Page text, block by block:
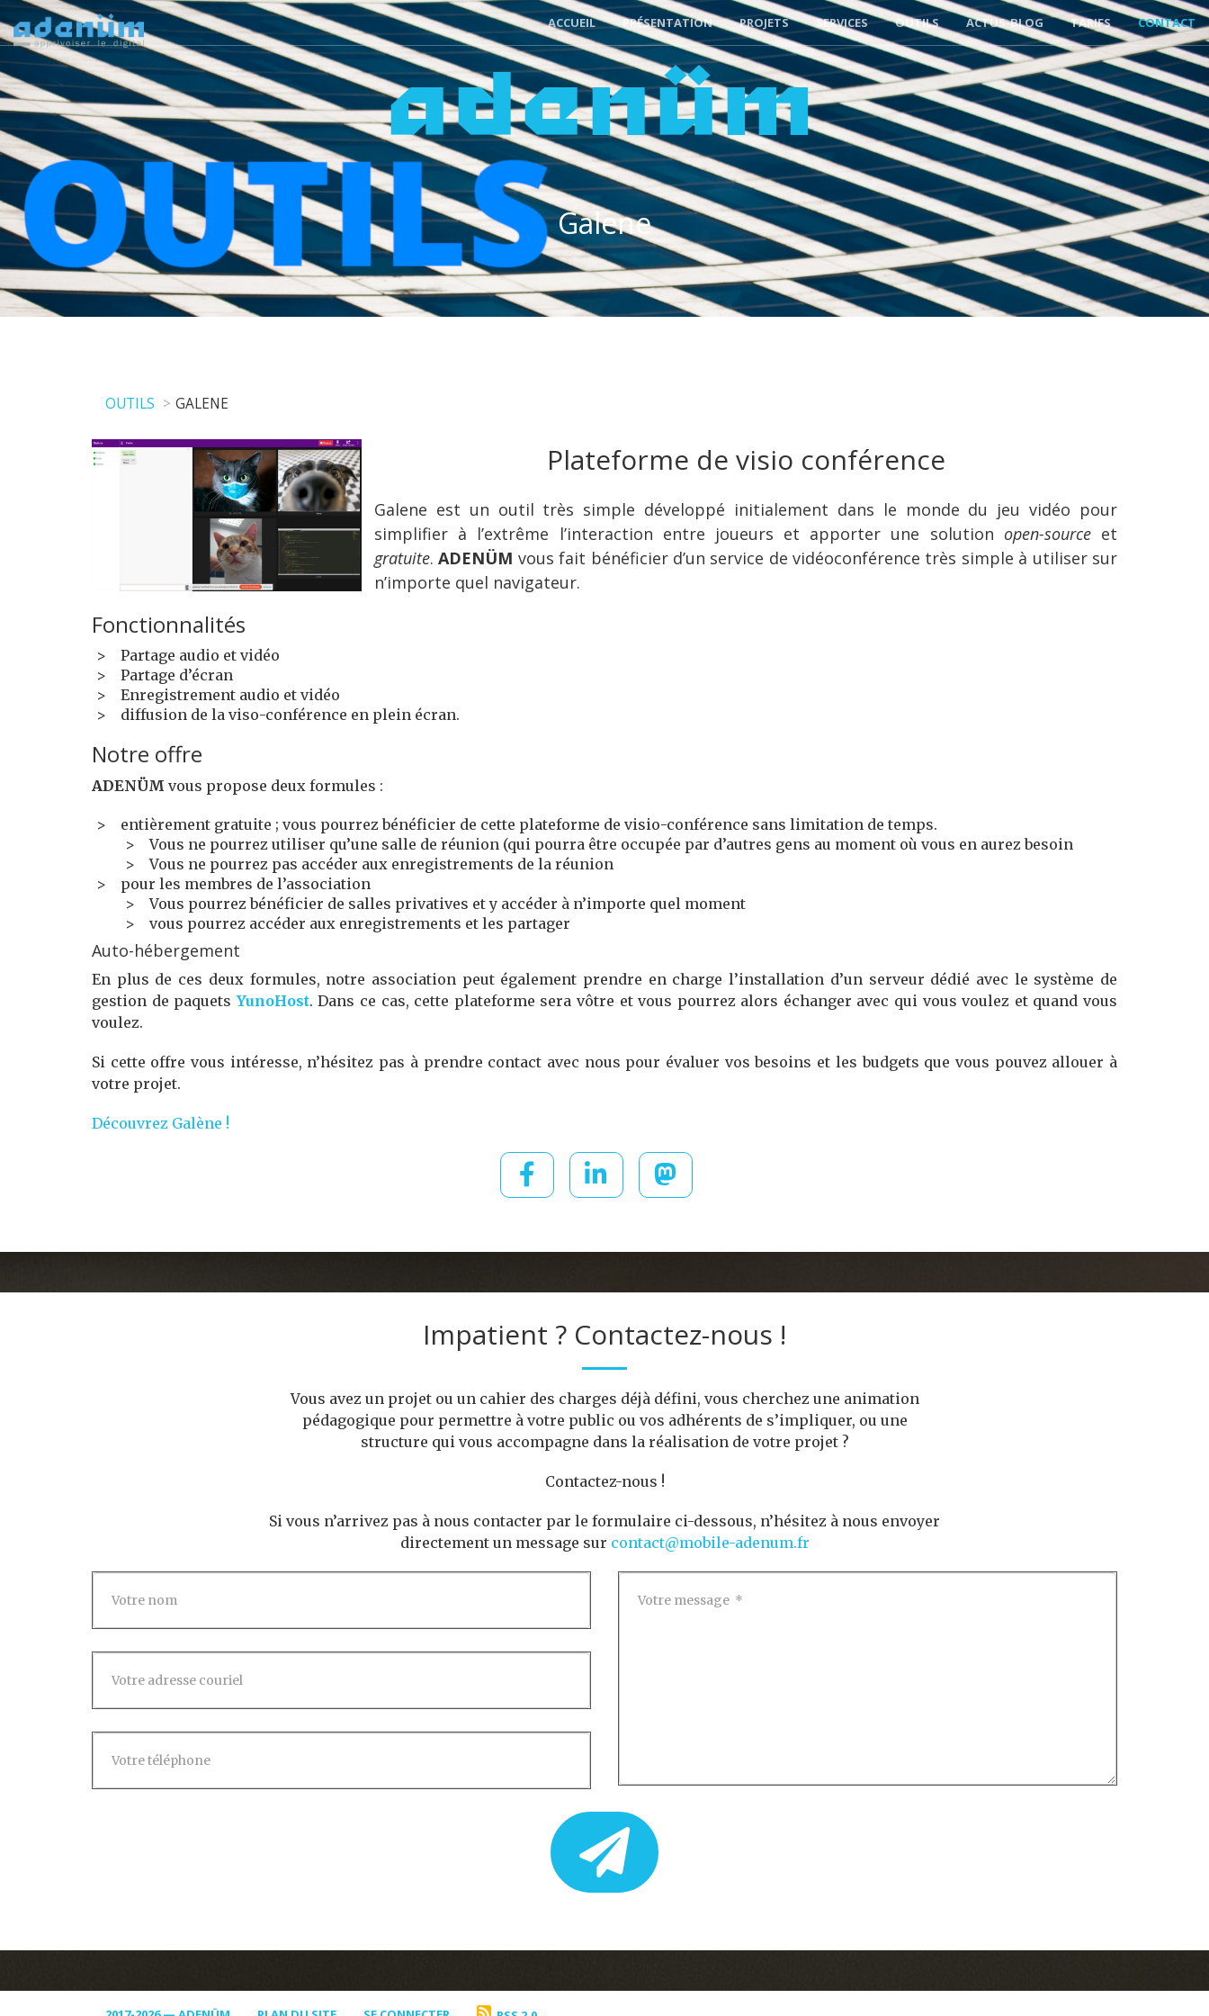
ACCUEIL PRÉSENTATION PROJETS SERVICES OUTILS ACTUS-BLOG TARIFS CONTACT
ADENÜM
Galene
OUTILS GALENE
Plateforme de visio conférence
Galene est un outil très simple développé initialement dans le monde du jeu vidéo pour
simplifier à l’extrême l’interaction entre joueurs et apporter une solution open-sourceet
gratuite.ADENÜM vous fait bénéficier d’un service de vidéoconférence très simple à utiliser sur
n’importe quel navigateur.
Fonctionnalités
Partage audio et vidéo
Partage d’écran
Enregistrement audio et vidéo
diffusion de la viso-conférence en plein écran.
Notre offre
ADENÜM vous propose deux formules :
entièrement gratuite ; vous pourrez bénéficier de cette plateforme de visio-conférence sans limitation de temps.
Vous ne pourrez utiliser qu’une salle de réunion (qui pourra être occupée par d’autres gens au moment où vous en aurez besoin
Vous ne pourrez pas accéder aux enregistrements de la réunion
pour les membres de l’association
Vous pourrez bénéficier de salles privatives et y accéder à n’importe quel moment
vous pourrez accéder aux enregistrements et les partager
Auto-hébergement
En plus de ces deux formules, notre association peut également prendre en charge l’installation d’un serveur dédié avec le système de
gestion de paquets YunoHost. Dans ce cas, cette plateforme sera vôtre et vous pourrez alors échanger avec qui vous voulez et quand vous
voulez.
Si cette offre vous intéresse, n’hésitez pas à prendre contact avec nous pour évaluer vos besoins et les budgets que vous pouvez allouer à
votre projet.
Découvrez Galène !
Impatient ? Contactez-nous !
Vous avez un projet ou un cahier des charges déjà défini, vous cherchez une animation
pédagogique pour permettre à votre public ou vos adhérents de s’impliquer, ou une
structure qui vous accompagne dans la réalisation de votre projet ?
Contactez-nous !
Si vous n’arrivez pas à nous contacter par le formulaire ci-dessous, n’hésitez à nous envoyer
directement un message sur contact@mobile-adenum.fr